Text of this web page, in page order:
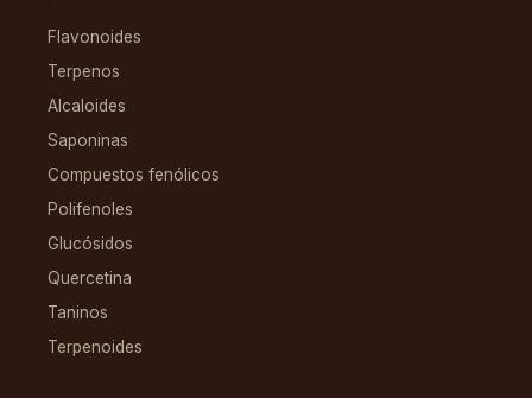
Flavonoides
Terpenos
Alcaloides
Saponinas
Compuestos fenólicos
Polifenoles
Glucósidos
Quercetina
Taninos
Terpenoides